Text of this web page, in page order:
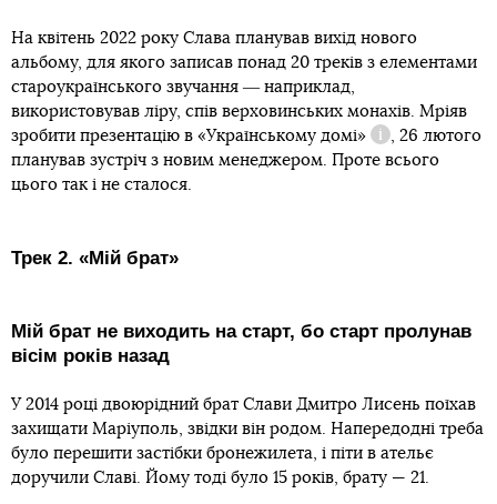
На квітень 2022 року Слава планував вихід нового
альбому, для якого записав понад 20 треків з елементами
староукраїнського звучання ― наприклад,
використовував ліру, спів верховинських монахів. Мріяв
зробити презентацію в «Українському домі»
Довідка
, 26 лютого
планував зустріч з новим менеджером. Проте всього
цього так і не сталося.
Трек 2. «Мій брат»
Мій брат не виходить на старт, бо старт пролунав
вісім років назад
У 2014 році двоюрідний брат Слави Дмитро Лисень поїхав
захищати Маріуполь, звідки він родом. Напередодні треба
було перешити застібки бронежилета, і піти в ательє
доручили Славі. Йому тоді було 15 років, брату — 21.